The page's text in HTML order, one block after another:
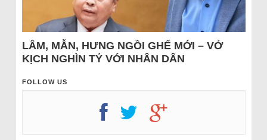
LÂM, MẪN, HƯNG NGỒI GHẾ MỚI – VỞ
KỊCH NGHÌN TỶ VỚI NHÂN DÂN
FOLLOW US